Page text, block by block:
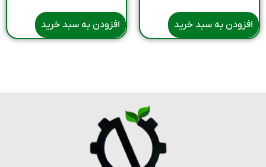
افزودن به سبد خرید افزودن به سبد خرید